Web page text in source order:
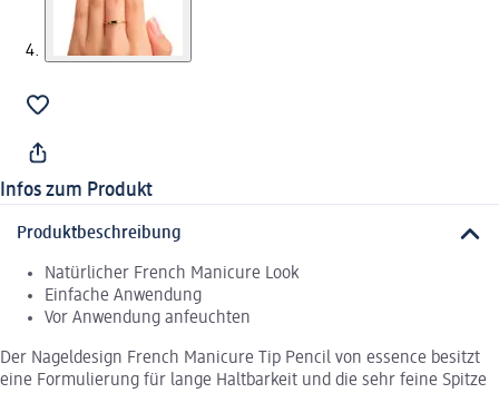
Infos zum Produkt
Produktbeschreibung
Natürlicher French Manicure Look
Einfache Anwendung
Vor Anwendung anfeuchten
Der Nageldesign French Manicure Tip Pencil von essence besitzt
eine Formulierung für lange Haltbarkeit und die sehr feine Spitze